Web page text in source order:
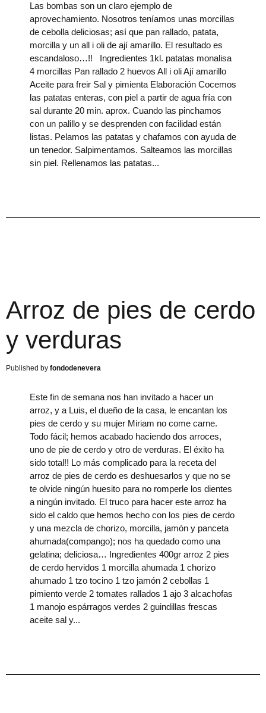
Las bombas son un claro ejemplo de
aprovechamiento. Nosotros teníamos unas morcillas
de cebolla deliciosas; así que pan rallado, patata,
morcilla y un all i oli de ají amarillo. El resultado es
escandaloso…!! Ingredientes 1kl. patatas monalisa
4 morcillas Pan rallado 2 huevos All i oli Ají amarillo
Aceite para freir Sal y pimienta Elaboración Cocemos
las patatas enteras, con piel a partir de agua fría con
sal durante 20 min. aprox. Cuando las pinchamos
con un palillo y se desprenden con facilidad están
listas. Pelamos las patatas y chafamos con ayuda de
un tenedor. Salpimentamos. Salteamos las morcillas
sin piel. Rellenamos las patatas
Arroz de pies de cerdo
y verduras
fondodenevera
Este fin de semana nos han invitado a hacer un
arroz, y a Luis, el dueño de la casa, le encantan los
pies de cerdo y su mujer Miriam no come carne.
Todo fácil; hemos acabado haciendo dos arroces,
uno de pie de cerdo y otro de verduras. El éxito ha
sido total!! Lo más complicado para la receta del
arroz de pies de cerdo es deshuesarlos y que no se
te olvide ningún huesito para no romperle los dientes
a ningún invitado. El truco para hacer este arroz ha
sido el caldo que hemos hecho con los pies de cerdo
y una mezcla de chorizo, morcilla, jamón y panceta
ahumada(compango); nos ha quedado como una
gelatina; deliciosa… Ingredientes 400gr arroz 2 pies
de cerdo hervidos 1 morcilla ahumada 1 chorizo
ahumado 1 tzo tocino 1 tzo jamón 2 cebollas 1
pimiento verde 2 tomates rallados 1 ajo 3 alcachofas
1 manojo espárragos verdes 2 guindillas frescas
aceite sal y